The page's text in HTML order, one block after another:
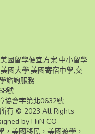
國留學便宜方案,中小留學
國大學,美國寄宿中學,交
諮詢服務
號
協會字第北0632號
有 © 2023 All Rights
by HiiN CO
，美國移民，美國遊學，